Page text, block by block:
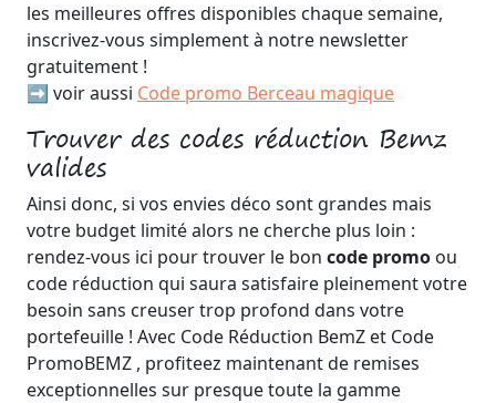
les meilleures offres disponibles chaque semaine,
inscrivez-vous simplement à notre newsletter
gratuitement !
➡️ voir aussi Code promo Berceau magique
Trouver des codes réduction Bemz
valides
Ainsi donc, si vos envies déco sont grandes mais
votre budget limité alors ne cherche plus loin :
rendez-vous ici pour trouver le bon code promo ou
code réduction qui saura satisfaire pleinement votre
besoin sans creuser trop profond dans votre
portefeuille ! Avec Code Réduction BemZ et Code
PromoBEMZ , profiteez maintenant de remises
exceptionnelles sur presque toute la gamme